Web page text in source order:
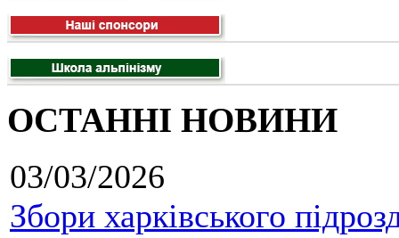
ОСТАННІ НОВИНИ
03/03/2026
Збори харківського